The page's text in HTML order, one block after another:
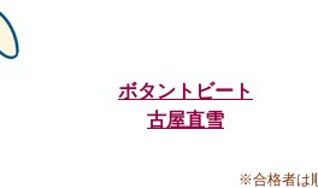
ボタントビート
古屋直雪
※合格者は